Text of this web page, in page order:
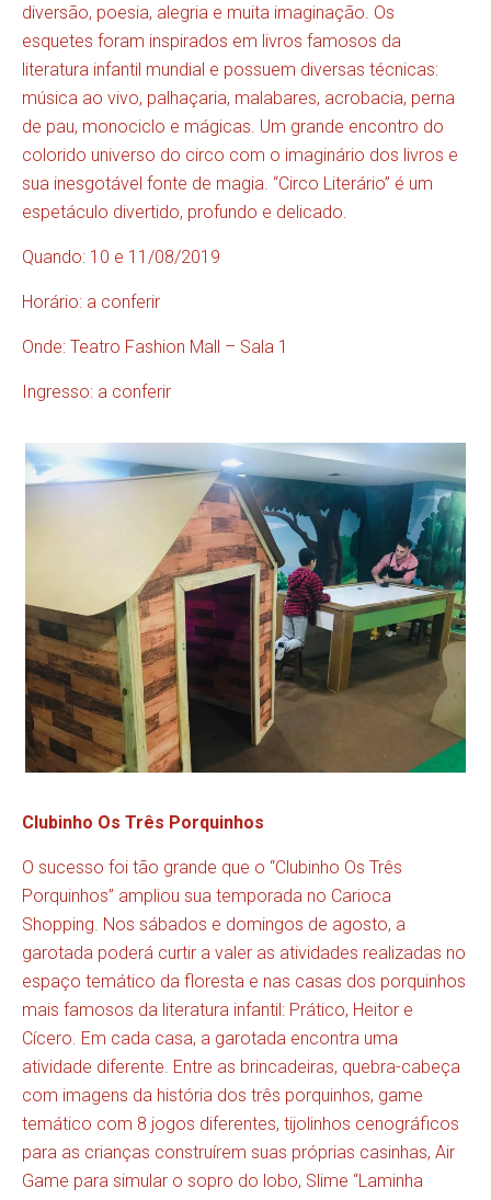
diversão, poesia, alegria e muita imaginação. Os
esquetes foram inspirados em livros famosos da
literatura infantil mundial e possuem diversas técnicas:
música ao vivo, palhaçaria, malabares, acrobacia, perna
de pau, monociclo e mágicas. Um grande encontro do
colorido universo do circo com o imaginário dos livros e
sua inesgotável fonte de magia. “Circo Literário” é um
espetáculo divertido, profundo e delicado.
Quando: 10 e 11/08/2019
Horário: a conferir
Onde: Teatro Fashion Mall – Sala 1
Ingresso: a conferir
Clubinho Os Três Porquinhos
O sucesso foi tão grande que o “Clubinho Os Três
Porquinhos” ampliou sua temporada no Carioca
Shopping. Nos sábados e domingos de agosto, a
garotada poderá curtir a valer as atividades realizadas no
espaço temático da floresta e nas casas dos porquinhos
mais famosos da literatura infantil: Prático, Heitor e
Cícero. Em cada casa, a garotada encontra uma
atividade diferente. Entre as brincadeiras, quebra-cabeça
com imagens da história dos três porquinhos, game
temático com 8 jogos diferentes, tijolinhos cenográficos
para as crianças construírem suas próprias casinhas, Air
Game para simular o sopro do lobo, Slime “Laminha